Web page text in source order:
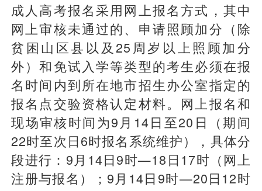
成人高考报名采用网上报名方式，其中
网上审核未通过的、申请照顾加分（除
贫困山区县以及25周岁以上照顾加分
外）和免试入学等类型的考生必须在报
名时间内到所在地市招生办公室指定的
报名点交验资格认定材料。网上报名和
现场审核时间为9月14日至20日（期间
22时至次日6时报名系统维护），具体分
段进行：9月14日9时—18日17时（网上
注册与报名）；9月14日9时—20日12时